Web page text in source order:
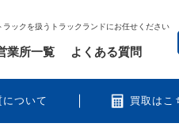
ックを扱うトラックランドにお任せください
について 買取はこ
業所一覧 よくある質問